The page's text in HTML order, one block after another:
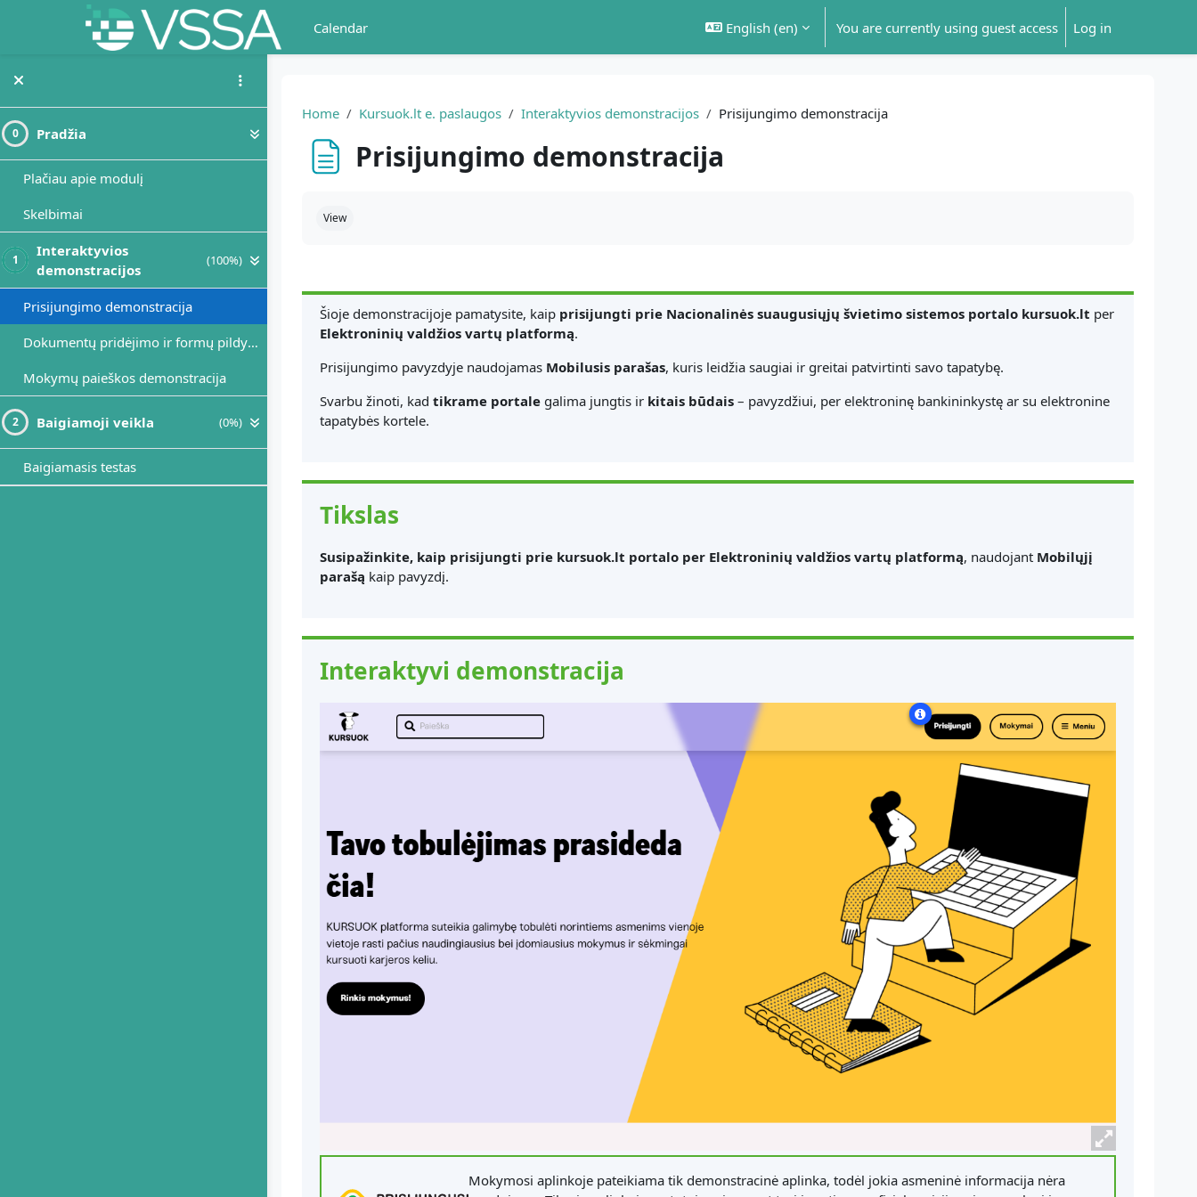
Skip to main content
Calendar
English ‎(en)‎ You are currently using guest access Log in
0 Pradžia
Plačiau apie modulį
Skelbimai
1
Interaktyvios
demonstracijos
(100%)
Prisijungimo demonstracija
Dokumentų pridėjimo ir formų pildymo demonstracija
Mokymų paieškos demonstracija
2 Baigiamoji veikla (0%)
Baigiamasis testas
Home Kursuok.lt e. paslaugos Interaktyvios demonstracijos Prisijungimo demonstracija
Prisijungimo demonstracija
View
Šioje demonstracijoje pamatysite, kaip prisijungti prie Nacionalinės suaugusiųjų švietimo sistemos portalo kursuok.lt per
Elektroninių valdžios vartų platformą.
Prisijungimo pavyzdyje naudojamas Mobilusis parašas, kuris leidžia saugiai ir greitai patvirtinti savo tapatybę.
Svarbu žinoti, kad tikrame portale galima jungtis ir kitais būdais – pavyzdžiui, per elektroninę bankininkystę ar su elektronine
tapatybės kortele.
Tikslas
Susipažinkite, kaip prisijungti prie kursuok.lt portalo per Elektroninių valdžios vartų platformą, naudojant Mobilųjį
parašą kaip pavyzdį.
Interaktyvi demonstracija
Mokymosi aplinkoje pateikiama tik demonstracinė aplinka, todėl jokia asmeninė informacija nėra